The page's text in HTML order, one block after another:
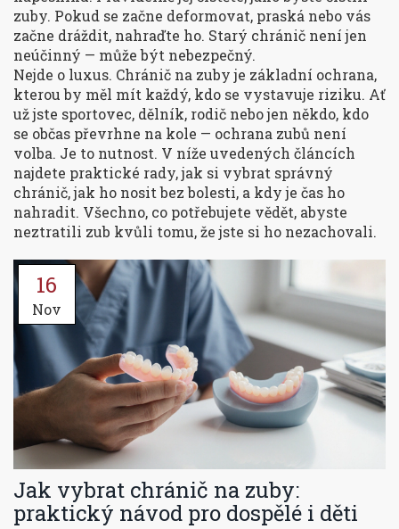
zuby. Pokud se začne deformovat, praská nebo vás
začne dráždit, nahraďte ho. Starý chránič není jen
neúčinný — může být nebezpečný.
Nejde o luxus. Chránič na zuby je základní ochrana,
kterou by měl mít každý, kdo se vystavuje riziku. Ať
už jste sportovec, dělník, rodič nebo jen někdo, kdo
se občas převrhne na kole — ochrana zubů není
volba. Je to nutnost. V níže uvedených článcích
najdete praktické rady, jak si vybrat správný
chránič, jak ho nosit bez bolesti, a kdy je čas ho
nahradit. Všechno, co potřebujete vědět, abyste
neztratili zub kvůli tomu, že jste si ho nezachovali.
16
Nov
Jak vybrat chránič na zuby:
praktický návod pro dospělé i děti